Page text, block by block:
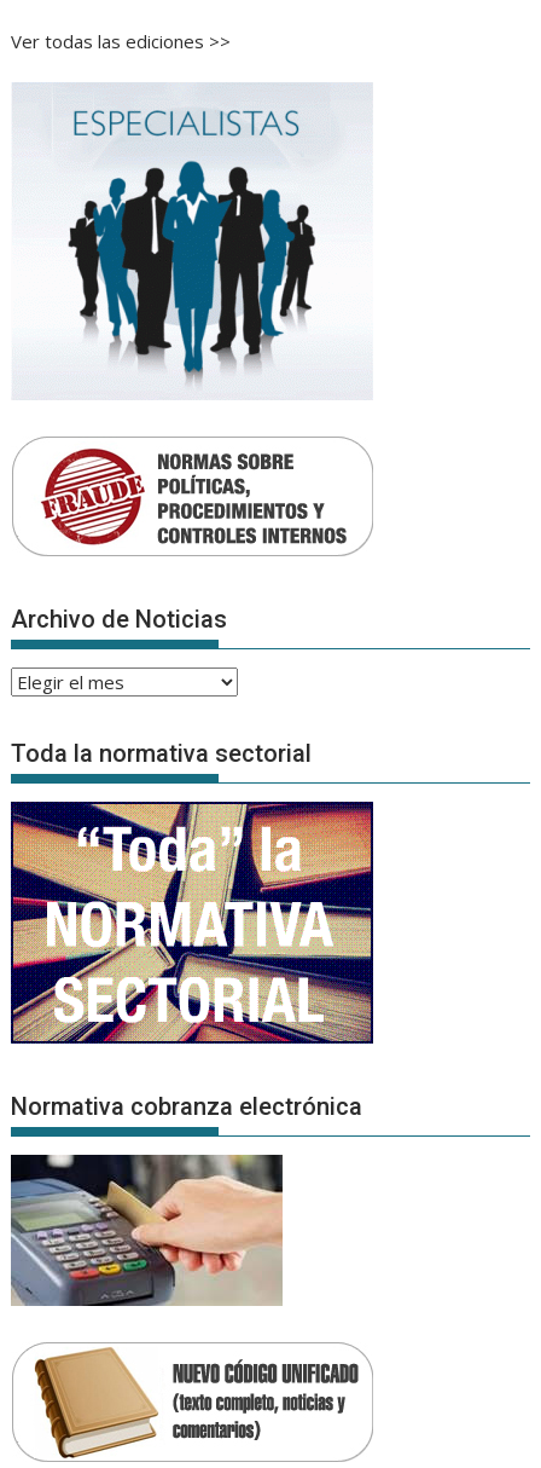
Ver todas las ediciones >>
Archivo de Noticias
Archivo
Noticias
Toda la normativa sectorial
Normativa cobranza electrónica